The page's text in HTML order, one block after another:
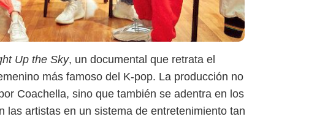
Up the Sky, un documental que retrata el
más famoso del K-pop. La producción no
Coachella, sino que también se adentra en los
las artistas en un sistema de entretenimiento tan